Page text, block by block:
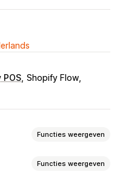
POS Shopify Flow
Functies weergeven
Functies weergeven